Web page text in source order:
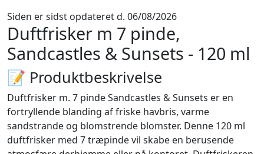
Siden er sidst opdateret d. 06/08/2026
Duftfrisker m 7 pinde,
Sandcastles & Sunsets - 120 ml
📝 Produktbeskrivelse
Duftfrisker m. 7 pinde Sandcastles & Sunsets er en
fortryllende blanding af friske havbris, varme
sandstrande og blomstrende blomster. Denne 120 ml
duftfrisker med 7 træpinde vil skabe en berusende